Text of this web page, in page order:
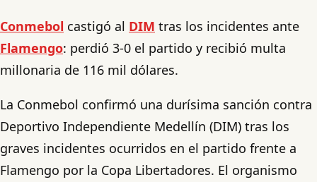
Conmebol castigó al DIM tras los incidentes ante
Flamengo: perdió 3-0 el partido y recibió multa
millonaria de 116 mil dólares.
La Conmebol confirmó una durísima sanción contra
Deportivo Independiente Medellín (DIM) tras los
graves incidentes ocurridos en el partido frente a
Flamengo por la Copa Libertadores. El organismo